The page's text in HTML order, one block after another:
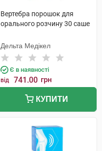
Вертебра порошок для
орального розчину 30 саше
Дельта Медікел
Є в наявності
від 741.00 грн
КУПИТИ